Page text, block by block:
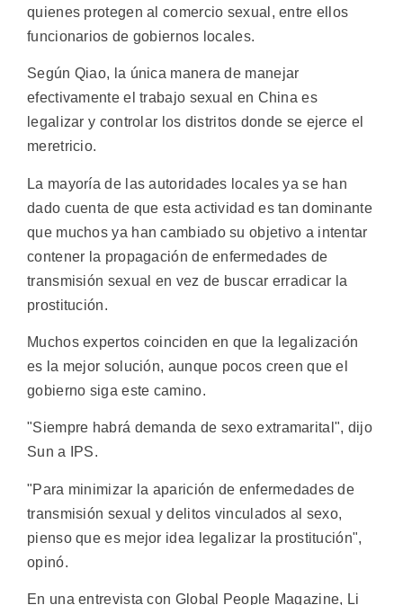
quienes protegen al comercio sexual, entre ellos
funcionarios de gobiernos locales.
Según Qiao, la única manera de manejar
efectivamente el trabajo sexual en China es
legalizar y controlar los distritos donde se ejerce el
meretricio.
La mayoría de las autoridades locales ya se han
dado cuenta de que esta actividad es tan dominante
que muchos ya han cambiado su objetivo a intentar
contener la propagación de enfermedades de
transmisión sexual en vez de buscar erradicar la
prostitución.
Muchos expertos coinciden en que la legalización
es la mejor solución, aunque pocos creen que el
gobierno siga este camino.
"Siempre habrá demanda de sexo extramarital", dijo
Sun a IPS.
"Para minimizar la aparición de enfermedades de
transmisión sexual y delitos vinculados al sexo,
pienso que es mejor idea legalizar la prostitución",
opinó.
En una entrevista con Global People Magazine, Li